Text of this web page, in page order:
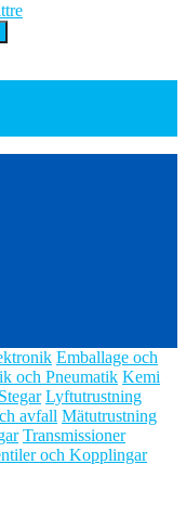
Emballage och
och Pneumatik Kemi
Lyftutrustning
avfall Mätutrustning
Transmissioner
och Kopplingar